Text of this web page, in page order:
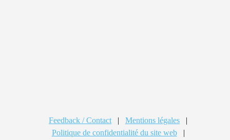
Feedback / Contact | Mentions légales
|
Politique de confidentialité du site web
|